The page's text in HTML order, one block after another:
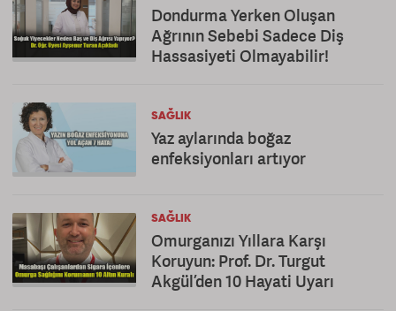
Dondurma Yerken Oluşan
Ağrının Sebebi Sadece Diş
Hassasiyeti Olmayabilir!
SAĞLIK
Yaz aylarında boğaz
enfeksiyonları artıyor
SAĞLIK
Omurganızı Yıllara Karşı
Koruyun: Prof. Dr. Turgut
Akgül’den 10 Hayati Uyarı